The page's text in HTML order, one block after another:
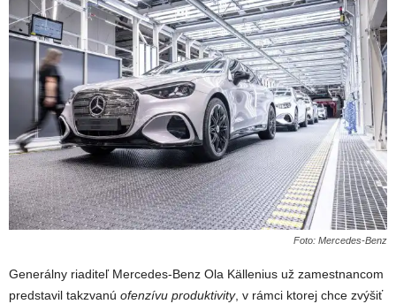
Foto: Mercedes-Benz
Generálny riaditeľ Mercedes-Benz Ola Källenius už zamestnancom
predstavil takzvanú ofenzívu produktivity, v rámci ktorej chce zvýšiť